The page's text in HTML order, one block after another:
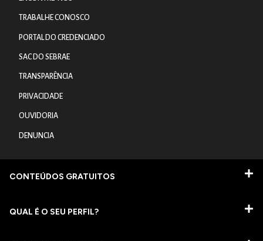
TRABALHE CONOSCO
PORTAL DO CREDENCIADO
SAC DO SEBRAE
TRANSPARÊNCIA
PRIVACIDADE
OUVIDORIA
DENUNCIA
CONTEÚDOS GRATUITOS
QUAL É O SEU PERFIL?